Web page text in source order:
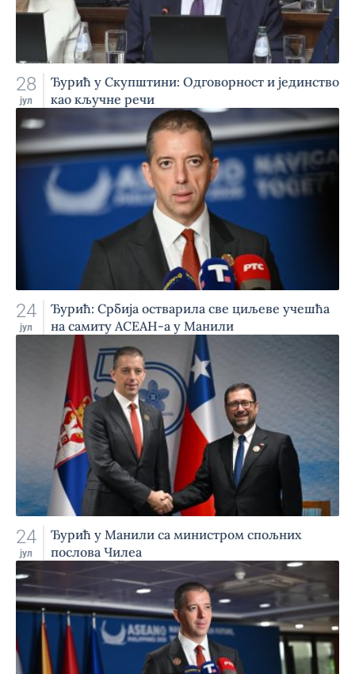
28
јул
Ђурић у Скупштини: Одговорност и јединство
као кључне речи
24
јул
Ђурић: Србија остварила све циљеве учешћа
на самиту АСЕАН-а у Манили
24
јул
Ђурић у Манили са министром спољних
послова Чилеа